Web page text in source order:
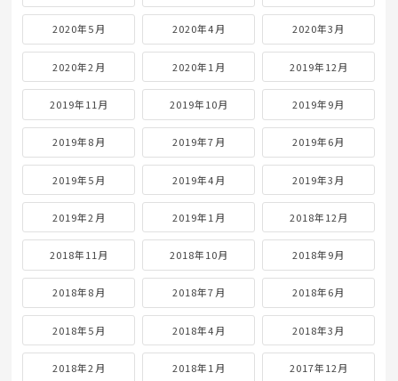
2020年5月 2020年4月 2020年3月
2020年2月 2020年1月 2019年12月
2019年11月 2019年10月 2019年9月
2019年8月 2019年7月 2019年6月
2019年5月 2019年4月 2019年3月
2019年2月 2019年1月 2018年12月
2018年11月 2018年10月 2018年9月
2018年8月 2018年7月 2018年6月
2018年5月 2018年4月 2018年3月
2018年2月 2018年1月 2017年12月